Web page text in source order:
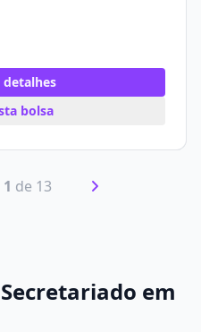
detalhes
bolsa
de 13
em